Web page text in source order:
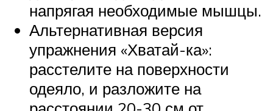
напрягая необходимые мышцы.
Альтернативная версия
упражнения «Хватай-ка»:
расстелите на поверхности
одеяло, и разложите на